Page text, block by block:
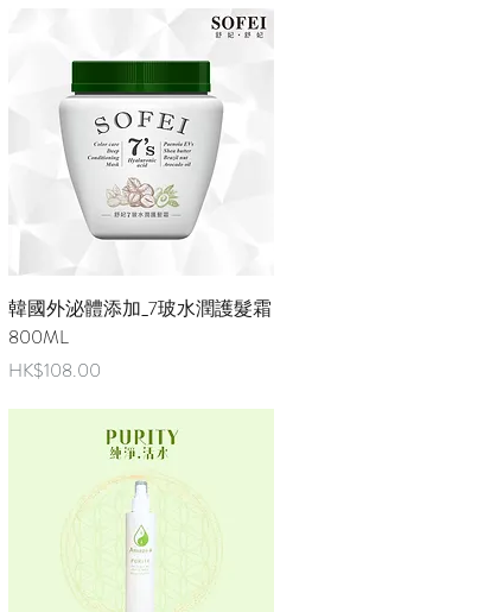
快速瀏覽
韓國外泌體添加_7玻水潤護髮霜
800ML
價格
HK$108.00